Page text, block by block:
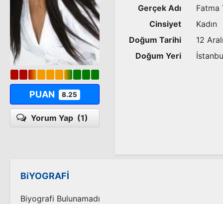
PUAN 8.25
Yorum Yap (1)
Gerçek Adı
Fatma
Cinsiyet
Kadın
Doğum Tarihi
12
Doğum Yeri
BiYOGRAFİ
Biyografi Bulunamadı